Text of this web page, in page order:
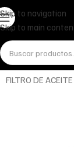
Skip to navigation
Skip to main
InicioMiscelánea
FILTRO DE